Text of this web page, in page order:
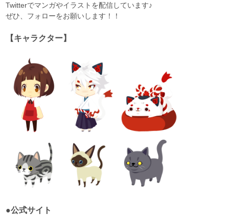
Twitterでマンガやイラストを配信しています♪
ぜひ、フォローをお願いします！！
【キャラクター】
●公式サイト